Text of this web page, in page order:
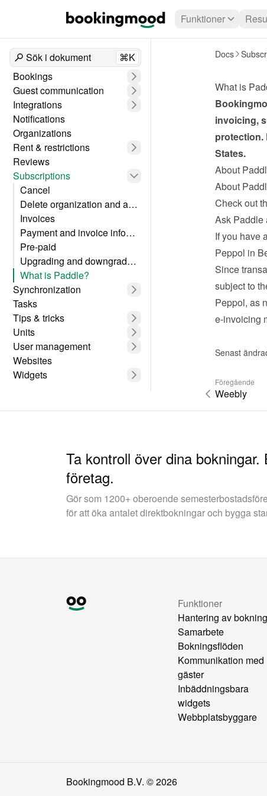
Funktioner
Sök i dokument
⌘K
Bookings
Guest communication
Integrations
Notifications
Organizations
Rent & restrictions
Reviews
Subscriptions
Cancel
Delete organization and account
Invoices
Payment and invoice information
Pre-paid
Upgrading and downgrading
What is Paddle?
Synchronization
Tasks
Tips & tricks
Units
User management
Websites
Widgets
Docs
What is
invoicing,
protection.
States.
About
About
Check out
Ask Paddle
If you have
Peppol in
Since
subject to
Peppol, as
e-invoicing
Senast
Föregående
Weebly
Ta kontroll över dina
företag.
Gör som 1200+ oberoende
för att öka antalet direktbokningar och bygga
Funktioner
Hantering av
Samarbete
Bokningsflöden
Kommunikation med
gäster
Inbäddningsbara
widgets
Webbplatsbyggare
Bookingmood B.V. ©2026